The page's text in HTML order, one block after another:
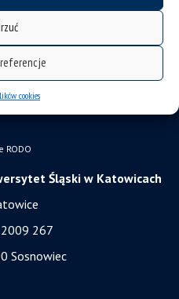
cookies
Śląski w Katowicach
267
Sosnowiec